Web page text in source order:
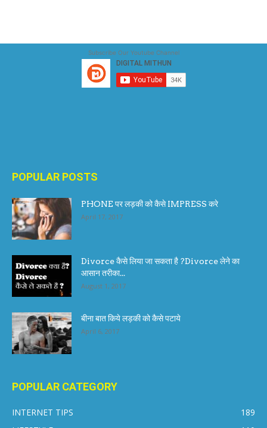
Subscribe Our Youtube Channel
POPULAR POSTS
PHONE पर लड़की को कैसे IMPRESS करे
April 17, 2017
Divorce कैसे लिया जा सकता है ?Divorce लेने का
आसान तरीका...
August 1, 2017
बीना बात किये लड़की को कैसे पटाये
April 6, 2017
POPULAR CATEGORY
INTERNET TIPS
189